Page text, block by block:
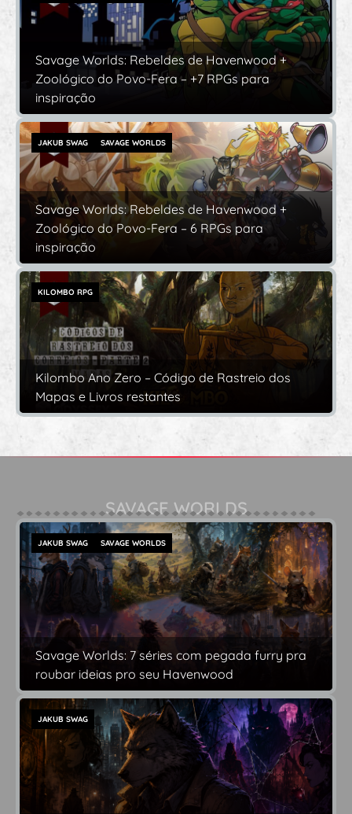
Savage Worlds: Rebeldes de Havenwood +
Zoológico do Povo-Fera – +7 RPGs para
inspiração
Savage Worlds: Rebeldes de Havenwood +
Zoológico do Povo-Fera – 6 RPGs para
inspiração
JAKUB SWAG SAVAGE WORLDS
Kilombo Ano Zero – Código de Rastreio dos
Mapas e Livros restantes
KILOMBO RPG
SAVAGE WORLDS
Savage Worlds: 7 séries com pegada furry pra
roubar ideias pro seu Havenwood
JAKUB SWAG SAVAGE WORLDS
JAKUB SWAG